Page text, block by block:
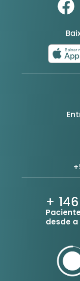
+ 146
desde